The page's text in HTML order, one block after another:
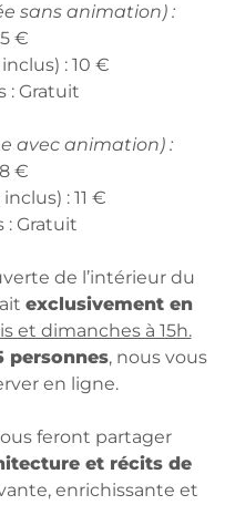
sans animation) :
€
: 10 €
: Gratuit
avec animation) :
€
: 11 €
: Gratuit
de l’intérieur du
exclusivement en
et dimanches à 15h.
personnes, nous vous
en ligne.
feront partager
et récits de
enrichissante et